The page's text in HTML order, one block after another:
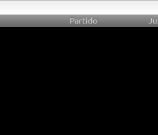
Partido